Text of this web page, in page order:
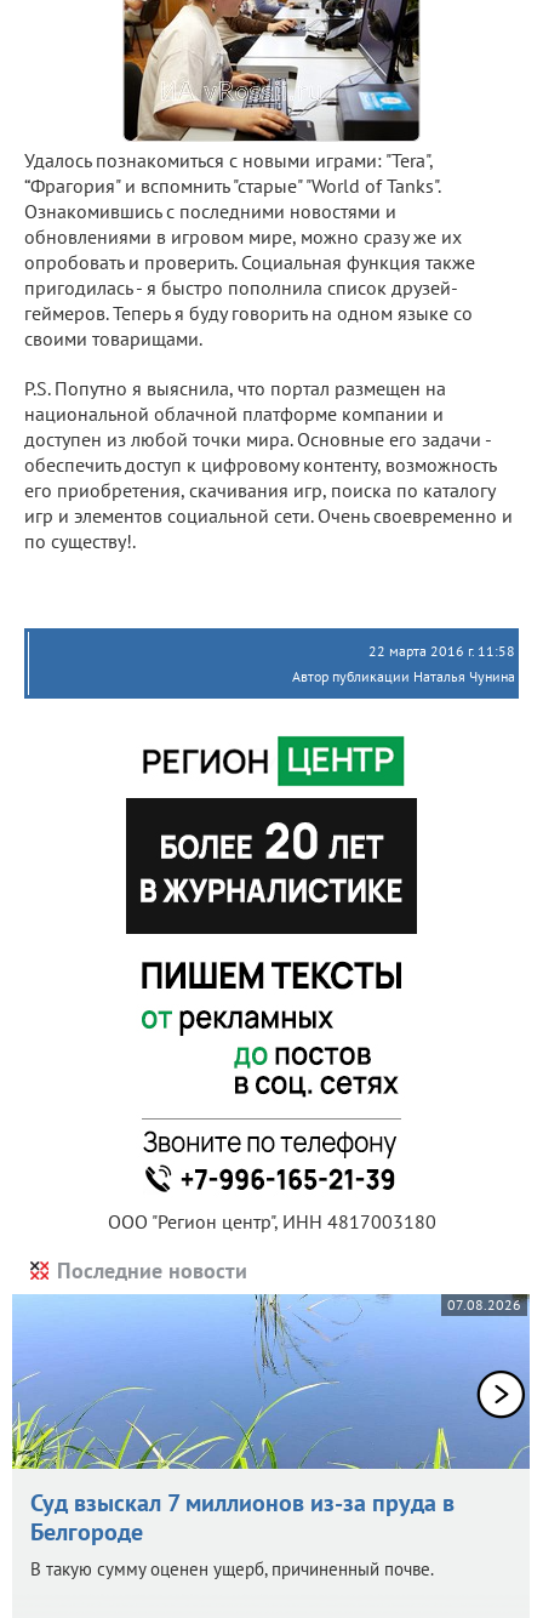
Удалось познакомиться с новыми играми: "Tera",
“Фрагория" и вспомнить "старые" "World of Tanks".
Ознакомившись с последними новостями и
обновлениями в игровом мире, можно сразу же их
опробовать и проверить. Социальная функция также
пригодилась - я быстро пополнила список друзей-
геймеров. Теперь я буду говорить на одном языке со
своими товарищами.
P.S. Попутно я выяснила, что портал размещен на
национальной облачной платформе компании и
доступен из любой точки мира. Основные его задачи -
обеспечить доступ к цифровому контенту, возможность
его приобретения, скачивания игр, поиска по каталогу
игр и элементов социальной сети. Очень своевременно и
по существу!.
22 марта 2016 г. 11:58
Автор публикации Наталья Чунина
ООО "Регион центр", ИНН 4817003180
Последние новости
07.08.2026
Суд взыскал 7 миллионов из-за пруда в
Белгороде
В такую сумму оценен ущерб, причиненный почве.